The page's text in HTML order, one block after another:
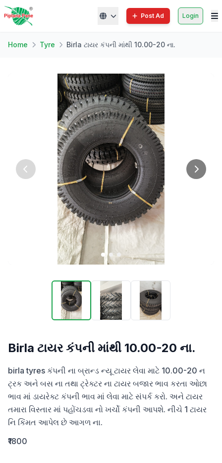
Post Ad Login
Home Tyre Birla ટાયર કંપની માંથી 10.00-20 ના.
Birla ટાયર કંપની માંથી 10.00-20 ના.
birla tyres કંપની ના બ્રાન્ડ ન્યૂ ટાયર લેવા માટે 10.00-20 ન
ટ્રક અને બસ ના તથા ટ્રેક્ટર ના ટાયર બજાર ભાવ કરતા ઓછા
ભાવ માં ડાયરેક્ટ કંપની ભાવ માં લેવા માટે સંપર્ક કરો. અને ટાયર
તમારા વિસ્તાર માં પહોંચડવા નો ખર્ચો કંપની આપશે. નીચે 1 ટાયર
નિ કિંમત આપેલ છે આગળ ના.
₹1800